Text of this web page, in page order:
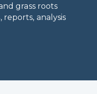
grass roots
reports, analysis